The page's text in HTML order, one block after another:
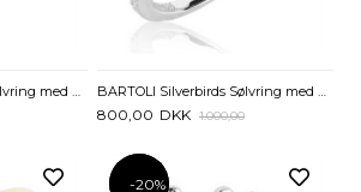
BARTOLI Silverbirds Sølvring med Zirkoniasten BARTOLI Silverbirds Sølvring med Zirkoniasten
800,00 DKK 1.000,00
-20%
-20%